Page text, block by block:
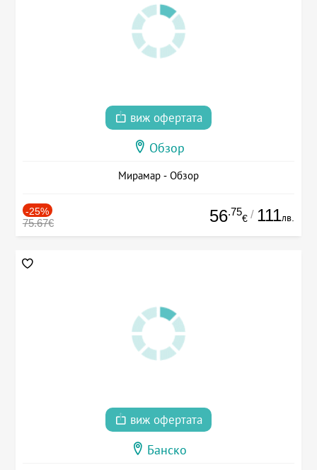
виж офертата
Обзор
Мирамар - Обзор
-25%
75.67€ 56.75
€ / 111лв.
виж офертата
Банско